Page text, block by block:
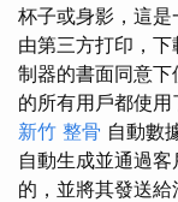
杯子或身影，這
由第三方打印，
制器的書面同意下
的所有用戶都使用
新竹 整骨 自動數
自動生成並通過
的，並將其發送給